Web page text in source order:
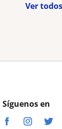
Ver
Síguenos en